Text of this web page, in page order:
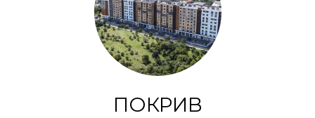
ПОКРИВ